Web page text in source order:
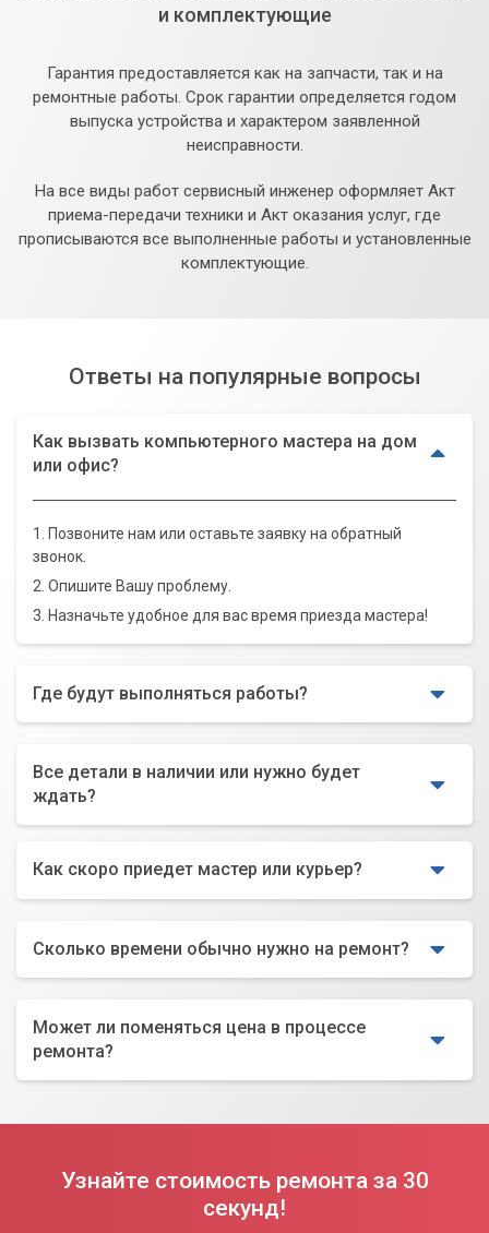
и комплектующие
Гарантия предоставляется как на запчасти, так и на
ремонтные работы. Срок гарантии определяется годом
выпуска устройства и характером заявленной
неисправности.
На все виды работ сервисный инженер оформляет Акт
приема-передачи техники и Акт оказания услуг, где
прописываются все выполненные работы и установленные
комплектующие.
Ответы на популярные вопросы
Как вызвать компьютерного мастера на дом
или офис?
1. Позвоните нам или оставьте заявку на обратный
звонок.
2. Опишите Вашу проблему.
3. Назначьте удобное для вас время приезда мастера!
Где будут выполняться работы?
Все детали в наличии или нужно будет
ждать?
Как скоро приедет мастер или курьер?
Сколько времени обычно нужно на ремонт?
Может ли поменяться цена в процессе
ремонта?
Узнайте стоимость ремонта за 30
секунд!